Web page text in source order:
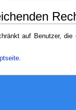
auf Benutzer, die
.